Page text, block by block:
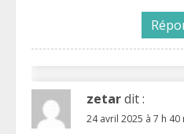
zetardit :
24 avril 2025 à 7 h 40